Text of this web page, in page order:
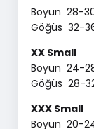
Boyun 28-
Göğüs 32-
XX Small
Boyun 24-
Göğüs 28-
XXX Small
Boyun 20-